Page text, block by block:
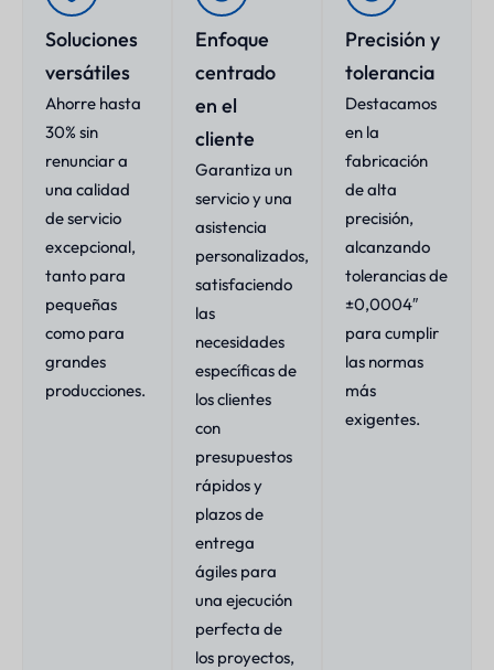
Soluciones
versátiles
Ahorre hasta
30% sin
renunciar a
una calidad
de servicio
excepcional,
tanto para
pequeñas
como para
grandes
producciones.
Enfoque
centrado
en el
cliente
Garantiza un
servicio y una
asistencia
personalizados,
satisfaciendo
las
necesidades
específicas de
los clientes
con
presupuestos
rápidos y
plazos de
entrega
ágiles para
una ejecución
perfecta de
los proyectos,
Precisión y
tolerancia
Destacamos
en la
fabricación
de alta
precisión,
alcanzando
tolerancias de
±0,0004″
para cumplir
las normas
más
exigentes.